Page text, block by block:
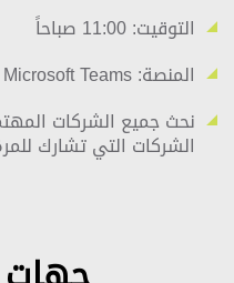
التوقيت: 11:00 صباحاً
المنصة: Microsoft Teams
نحث جميع الشركات
الشركات التي تشارك